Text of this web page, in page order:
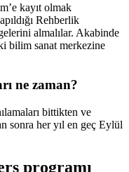
kayıt olmak
Rehberlik
almalılar. Akabinde
bilim sanat merkezine
ne zaman?
bittikten ve
sonra her yıl en geç Eylül
programı